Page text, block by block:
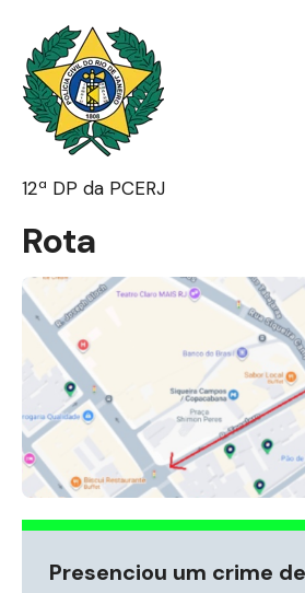
12ª DP da PCERJ
Rota
Presenciou um crime